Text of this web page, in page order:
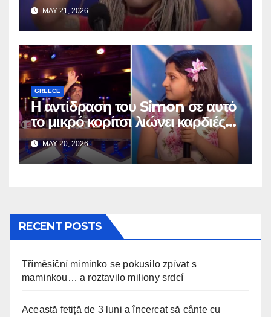
MAY 21, 2026
GREECE
Η αντίδραση του Simon σε αυτό
το μικρό κορίτσι λιώνει καρδιές
παντού
MAY 20, 2026
RECENT POSTS
Tříměsíční miminko se pokusilo zpívat s
maminkou… a roztavilo miliony srdcí
Această fetiță de 3 luni a încercat să cânte cu